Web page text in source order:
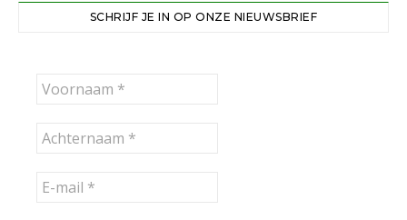
SCHRIJF JE IN OP ONZE NIEUWSBRIEF